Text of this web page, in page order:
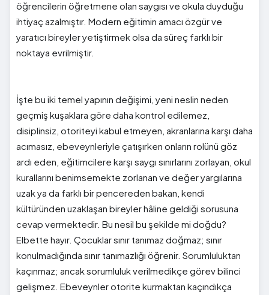
öğrencilerin öğretmene olan saygısı ve okula duyduğu
ihtiyaç azalmıştır. Modern eğitimin amacı özgür ve
yaratıcı bireyler yetiştirmek olsa da süreç farklı bir
noktaya evrilmiştir.
İşte bu iki temel yapının değişimi, yeni neslin neden
geçmiş kuşaklara göre daha kontrol edilemez,
disiplinsiz, otoriteyi kabul etmeyen, akranlarına karşı daha
acımasız, ebeveynleriyle çatışırken onların rolünü göz
ardı eden, eğitimcilere karşı saygı sınırlarını zorlayan, okul
kurallarını benimsemekte zorlanan ve değer yargılarına
uzak ya da farklı bir pencereden bakan, kendi
kültüründen uzaklaşan bireyler hâline geldiği sorusuna
cevap vermektedir. Bu nesil bu şekilde mi doğdu?
Elbette hayır. Çocuklar sınır tanımaz doğmaz; sınır
konulmadığında sınır tanımazlığı öğrenir. Sorumluluktan
kaçınmaz; ancak sorumluluk verilmedikçe görev bilinci
gelişmez. Ebeveynler otorite kurmaktan kaçındıkça